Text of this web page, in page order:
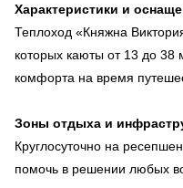
Характеристики и
Теплоход «Княжна
которых каюты от 13 до 38
комфорта на время
Зоны отдыха и
Круглосуточно на
помочь в решении любых